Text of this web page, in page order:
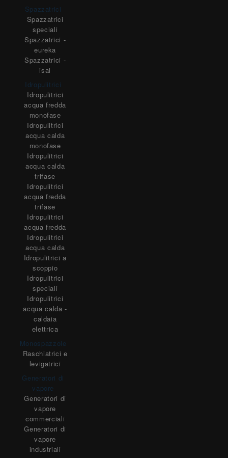
Spazzatrici
Spazzatrici
speciali
Spazzatrici -
eureka
Spazzatrici -
isal
Idropulitrici
Idropulitrici
acqua fredda
monofase
Idropulitrici
acqua calda
monofase
Idropulitrici
acqua calda
trifase
Idropulitrici
acqua fredda
trifase
Idropulitrici
acqua fredda
Idropulitrici
acqua calda
Idropulitrici a
scoppio
Idropulitrici
speciali
Idropulitrici
acqua calda -
caldaia
elettrica
Monospazzole
Raschiatrici e
levigatrici
Generatori di
vapore
Generatori di
vapore
commerciali
Generatori di
vapore
industriali